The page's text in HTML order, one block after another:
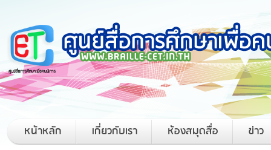
หน้าหลัก เกี่ยวกับเรา ห้องสมุดสื่อ ข่าว